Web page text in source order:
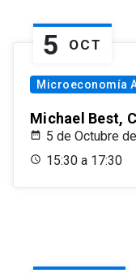
5 OCT
Microeconomía
Michael Best,
5 de Octubre
15:30 a 17:30